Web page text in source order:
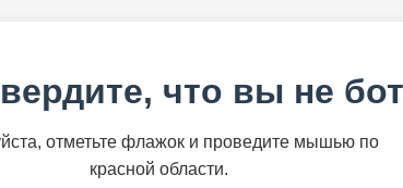
что вы не бот
отметьте флажок и проведите мышью по
красной области.